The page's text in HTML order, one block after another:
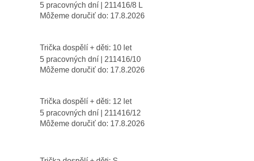
5 pracovných dní
| 211416/8 L
Môžeme doručiť do: 17.8.2026
Trička dospělí + děti: 10 let
5 pracovných dní
| 211416/10
Môžeme doručiť do: 17.8.2026
Trička dospělí + děti: 12 let
5 pracovných dní
| 211416/12
Môžeme doručiť do: 17.8.2026